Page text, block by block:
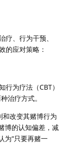
、行为干预、
的应对策略：
为疗法（CBT）
治疗方式。
和改变其赌博行为
博的认知偏差，减
为“只要再赌一